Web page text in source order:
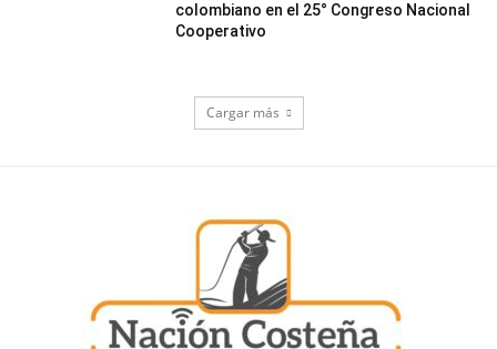
colombiano en el 25° Congreso Nacional
Cooperativo
Cargar más